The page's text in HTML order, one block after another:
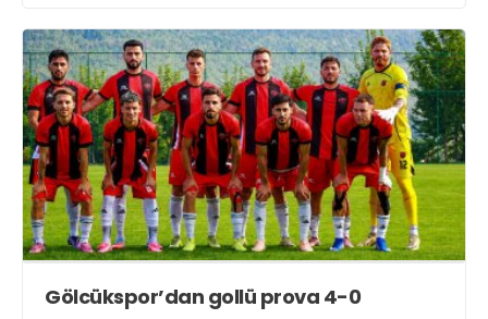
Gölcükspor’dan gollü prova 4-0